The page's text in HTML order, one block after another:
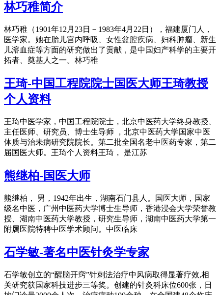
林巧稚简介
林巧稚（1901年12月23日－1983年4月22日），福建厦门人，
医学家。她在胎儿宫内呼吸、女性盆腔疾病、妇科肿瘤、新生
儿溶血症等方面的研究做出了贡献，是中国妇产科学的主要开
拓者、奠基人之一。林巧稚
王琦-中国工程院院士国医大师王琦教授
个人资料
王琦中医学家，中国工程院院士，北京中医药大学终身教授、
主任医师、研究员、博士生导师 ，北京中医药大学国家中医
体质与治未病研究院院长。第二批全国名老中医药专家，第二
届国医大师。王琦个人资料王琦， 是江苏
熊继柏-国医大师
熊继柏， 男，1942年出生，湖南石门县人。国医大师，国家
级名中医，广州中医药大学博士生导师，香港浸会大学荣誉教
授、湖南中医药大学教授，研究生导师，湖南中医药大学第一
附属医院特聘中医学术顾问。中医临床
石学敏-著名中医针灸学专家
石学敏创立的“醒脑开窍”针刺法治疗中风病取得显著疗效,相
关研究获国家科技进步三等奖。创建的针灸科床位600张，日